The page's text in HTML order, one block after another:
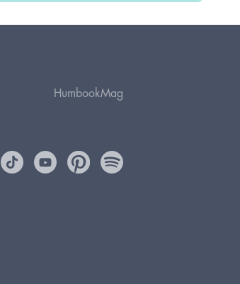
HumbookMag